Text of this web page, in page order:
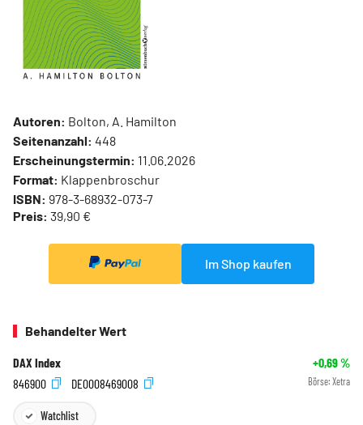
Autoren: Bolton, A. Hamilton
Seitenanzahl: 448
Erscheinungstermin: 11.06.2026
Format: Klappenbroschur
ISBN: 978-3-68932-073-7
Preis: 39,90 €
Im Shop kaufen
Behandelter Wert
DAX Index +0,69%
846900
DE0008469008 Börse: Xetra
Watchlist